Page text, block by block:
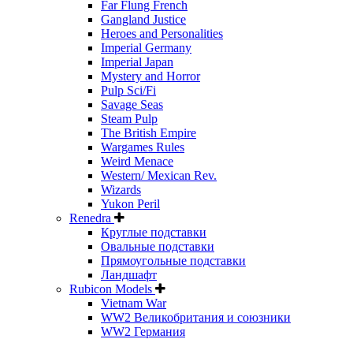
Far Flung French
Gangland Justice
Heroes and Personalities
Imperial Germany
Imperial Japan
Mystery and Horror
Pulp Sci/Fi
Savage Seas
Steam Pulp
The British Empire
Wargames Rules
Weird Menace
Western/ Mexican Rev.
Wizards
Yukon Peril
Renedra
Круглые подставки
Овальные подставки
Прямоугольные подставки
Ландшафт
Rubicon Models
Vietnam War
WW2 Великобритания и союзники
WW2 Германия